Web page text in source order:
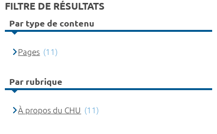
FILTRE DE RÉSULTATS
Par type de contenu
Pages (11)
Par rubrique
À propos du CHU (11)